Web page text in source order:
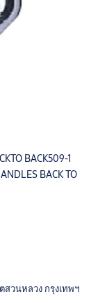
BACK509-1
BACK TO
สวนหลวง กรุงเทพฯ